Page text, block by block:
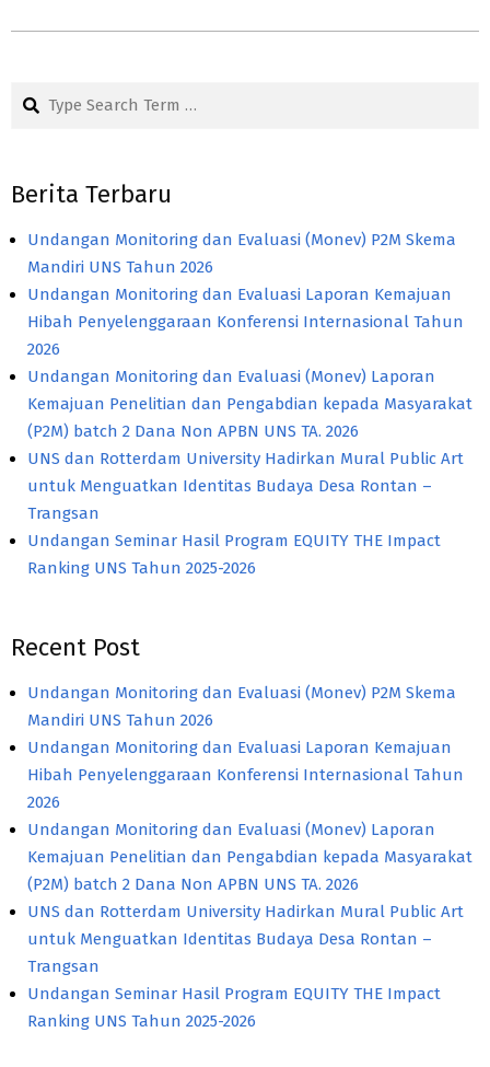
Search
Berita Terbaru
Undangan Monitoring dan Evaluasi (Monev) P2M Skema
Mandiri UNS Tahun 2026
Undangan Monitoring dan Evaluasi Laporan Kemajuan
Hibah Penyelenggaraan Konferensi Internasional Tahun
2026
Undangan Monitoring dan Evaluasi (Monev) Laporan
Kemajuan Penelitian dan Pengabdian kepada Masyarakat
(P2M) batch 2 Dana Non APBN UNS TA. 2026
UNS dan Rotterdam University Hadirkan Mural Public Art
untuk Menguatkan Identitas Budaya Desa Rontan –
Trangsan
Undangan Seminar Hasil Program EQUITY THE Impact
Ranking UNS Tahun 2025-2026
Recent Post
Undangan Monitoring dan Evaluasi (Monev) P2M Skema
Mandiri UNS Tahun 2026
Undangan Monitoring dan Evaluasi Laporan Kemajuan
Hibah Penyelenggaraan Konferensi Internasional Tahun
2026
Undangan Monitoring dan Evaluasi (Monev) Laporan
Kemajuan Penelitian dan Pengabdian kepada Masyarakat
(P2M) batch 2 Dana Non APBN UNS TA. 2026
UNS dan Rotterdam University Hadirkan Mural Public Art
untuk Menguatkan Identitas Budaya Desa Rontan –
Trangsan
Undangan Seminar Hasil Program EQUITY THE Impact
Ranking UNS Tahun 2025-2026